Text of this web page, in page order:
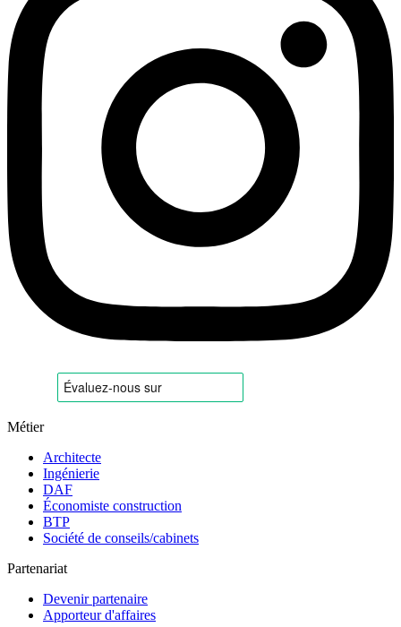
Métier
Architecte
Ingénierie
DAF
Économiste construction
BTP
Société de conseils/cabinets
Partenariat
Devenir partenaire
Apporteur d'affaires